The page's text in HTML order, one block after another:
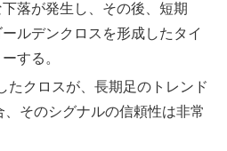
落が発生し、その後、短期
ルデンクロスを形成したタイ
する。
たクロスが、長期足のトレンド
そのシグナルの信頼性は非常